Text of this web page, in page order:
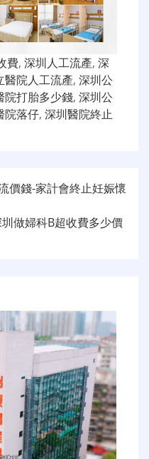
費, 深圳人工流產, 深
醫院人工流產, 深圳公
院打胎多少錢, 深圳公
院落仔, 深圳醫院終止
價錢-家計會終止妊娠懷
做婦科B超收費多少價